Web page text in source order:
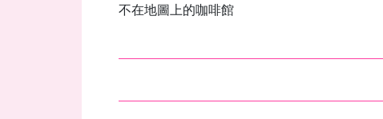
不在地圖上的咖啡館